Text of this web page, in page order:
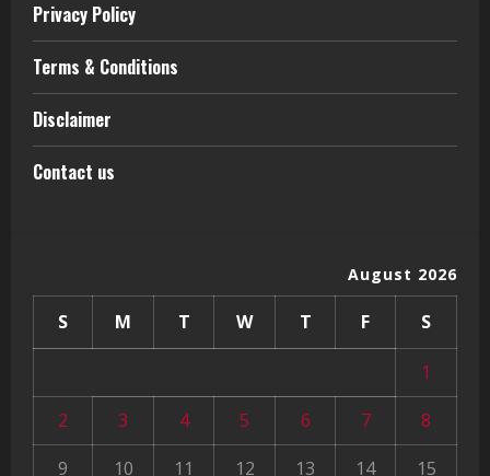
Privacy Policy
Terms & Conditions
Disclaimer
Contact us
August 2026
S M T W T F S
1
2
3 4 5 6 7
8
9
10 11 12 13 14 15